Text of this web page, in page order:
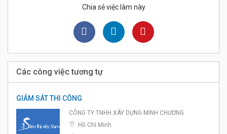
Chia sẻ việc làm này
Các công việc tương tự
GIÁM SÁT THI CÔNG
CÔNG TY TNHH XÂY DỰNG MINH CHƯƠNG
Hồ Chí Minh